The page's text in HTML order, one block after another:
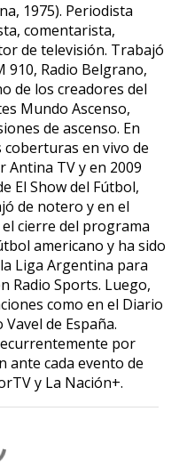
1975). Periodista
comentarista,
de televisión. Trabajó
910, Radio Belgrano,
de los creadores del
Mundo Ascenso,
de ascenso. En
en vivo de
Antina TV y en 2009
El Show del Fútbol,
de notero y en el
cierre del programa
americano y ha sido
Liga Argentina para
Radio Sports. Luego,
como en el Diario
de España.
por
ante cada evento de
y La Nación+.